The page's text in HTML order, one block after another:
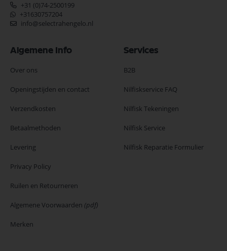
+31 (0)74-2500199
+31630757204
info@selectrahengelo.nl
Algemene Info
Over ons
Openingstijden en contact
Verzendkosten
Betaalmethoden
Levering
Privacy Policy
Ruilen en Retourneren
Algemene Voorwaarden (pdf)
Merken
Services
B2B
Nilfiskservice FAQ
Nilfisk Tekeningen
Nilfisk Service
Nilfisk Reparatie Formulier